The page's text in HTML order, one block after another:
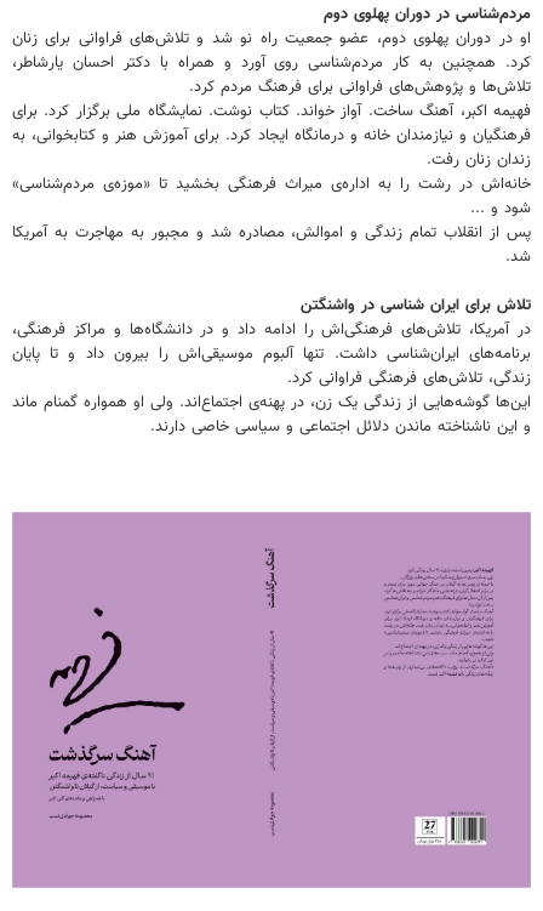
مردم‌شناسی در دوران پهلوی دوم
او در دوران پهلوی دوم، عضو جمعیت راه نو شد و تلاش‌های فراوانی برای زنان
کرد. همچنین به کار مردم‌شناسی روی آورد و همراه با دکتر احسان یارشاطر،
تلاش‌ها و پژوهش‌های فراوانی برای فرهنگ مردم کرد.
فهیمه اکبر، آهنگ ساخت. آواز خواند. کتاب نوشت. نمایشگاه ملی برگزار کرد. برای
فرهنگیان و نیازمندان خانه و درمانگاه ایجاد کرد. برای آموزش هنر و کتابخوانی، به
زندان زنان رفت.
خانه‌اش در رشت را به اداره‌ی میراث فرهنگی بخشید تا «موزه‌ی مردم‌شناسی»
شود و ...
پس از انقلاب تمام زندگی و اموالش، مصادره شد و مجبور به مهاجرت به آمریکا
شد.
تلاش برای ایران شناسی در واشنگتن
در آمریکا، تلاش‌های فرهنگی‌اش را ادامه داد و در دانشگاه‌ها و مراکز فرهنگی،
برنامه‌های ایران‌شناسی داشت. تنها آلبوم موسیقی‌اش را بیرون داد و تا پایان
زندگی، تلاش‌های فرهنگی فراوانی کرد.
این‌ها گوشه‌هایی از زندگی یک زن، در پهنه‌ی اجتماع‌اند. ولی او همواره گمنام ماند
و این ناشناخته ماندن دلائل اجتماعی و سیاسی خاصی دارند.